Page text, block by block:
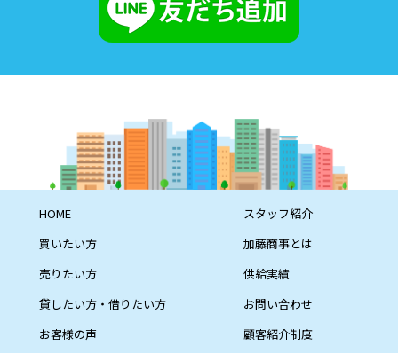
HOME
買いたい方
売りたい方
貸したい方・借りたい方
お客様の声
スタッフ紹介
加藤商事とは
供給実績
お問い合わせ
顧客紹介制度